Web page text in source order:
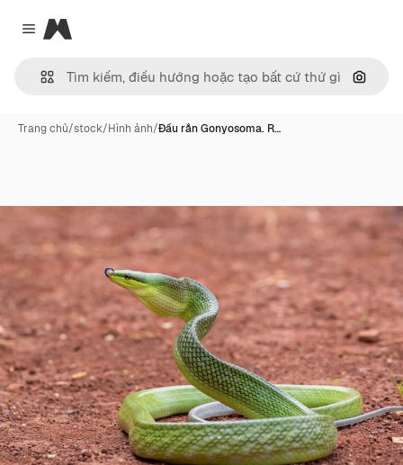
Close menu
Magnific
Tìm
Trang chủ/stock/Hình ảnh/Đầu rắn Gonyosoma. R…